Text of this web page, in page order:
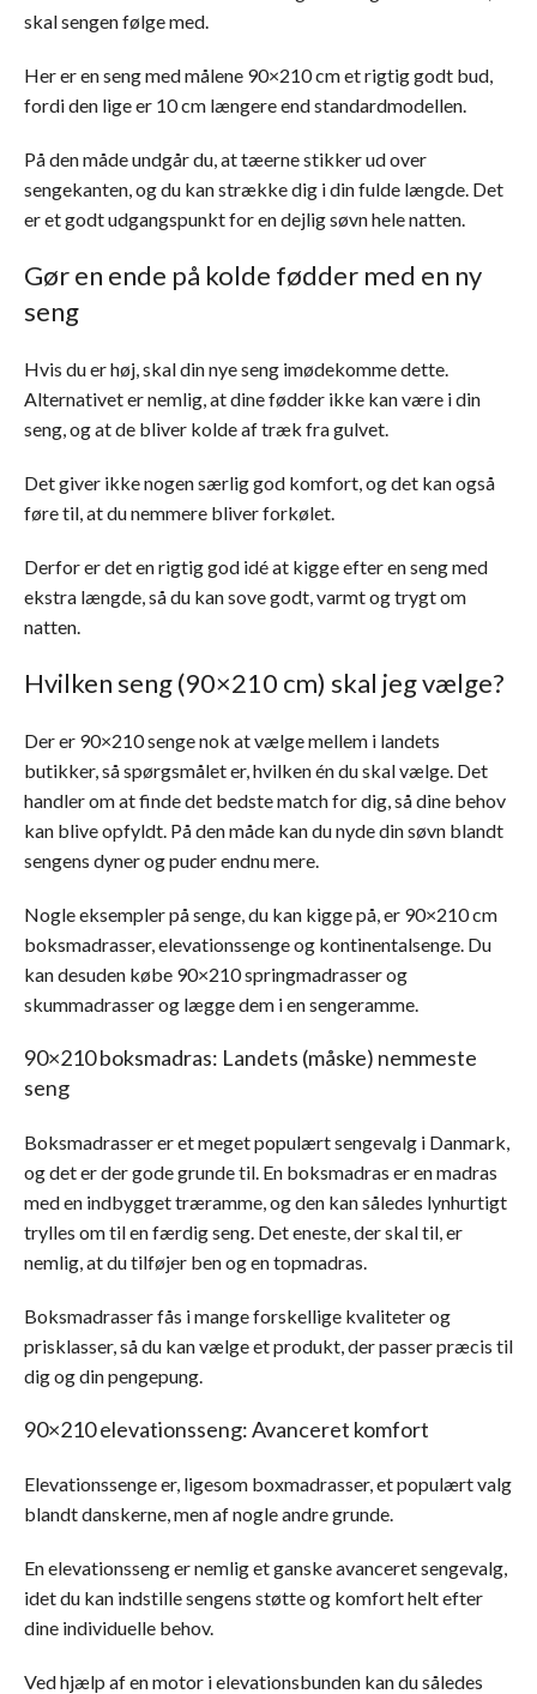
skal sengen følge med.
Her er en seng med målene 90×210 cm et rigtig godt bud,
fordi den lige er 10 cm længere end standardmodellen.
På den måde undgår du, at tæerne stikker ud over
sengekanten, og du kan strække dig i din fulde længde. Det
er et godt udgangspunkt for en dejlig søvn hele natten.
Gør en ende på kolde fødder med en ny
seng
Hvis du er høj, skal din nye seng imødekomme dette.
Alternativet er nemlig, at dine fødder ikke kan være i din
seng, og at de bliver kolde af træk fra gulvet.
Det giver ikke nogen særlig god komfort, og det kan også
føre til, at du nemmere bliver forkølet.
Derfor er det en rigtig god idé at kigge efter en seng med
ekstra længde, så du kan sove godt, varmt og trygt om
natten.
Hvilken seng (90×210 cm) skal jeg vælge?
Der er 90×210 senge nok at vælge mellem i landets
butikker, så spørgsmålet er, hvilken én du skal vælge. Det
handler om at finde det bedste match for dig, så dine behov
kan blive opfyldt. På den måde kan du nyde din søvn blandt
sengens dyner og puder endnu mere.
Nogle eksempler på senge, du kan kigge på, er 90×210 cm
boksmadrasser, elevationssenge og kontinentalsenge. Du
kan desuden købe 90×210 springmadrasser og
skummadrasser og lægge dem i en sengeramme.
90×210 boksmadras: Landets (måske) nemmeste
seng
Boksmadrasser er et meget populært sengevalg i Danmark,
og det er der gode grunde til. En boksmadras er en madras
med en indbygget træramme, og den kan således lynhurtigt
trylles om til en færdig seng. Det eneste, der skal til, er
nemlig, at du tilføjer ben og en topmadras.
Boksmadrasser fås i mange forskellige kvaliteter og
prisklasser, så du kan vælge et produkt, der passer præcis til
dig og din pengepung.
90×210 elevationsseng: Avanceret komfort
Elevationssenge er, ligesom boxmadrasser, et populært valg
blandt danskerne, men af nogle andre grunde.
En elevationsseng er nemlig et ganske avanceret sengevalg,
idet du kan indstille sengens støtte og komfort helt efter
dine individuelle behov.
Ved hjælp af en motor i elevationsbunden kan du således